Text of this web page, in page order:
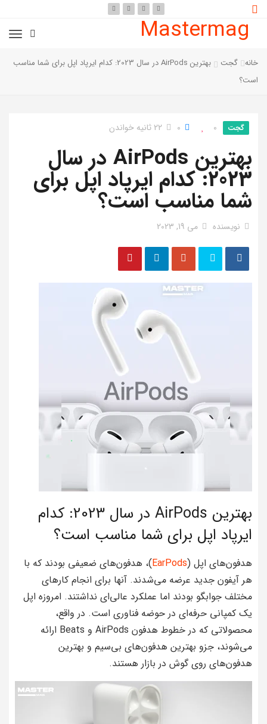
Mastermag
خانه گجت
بهترین AirPods در سال 2023: کدام ایرپاد اپل برای شما مناسب
است؟
گجت 0
0 22 ثانیه خواندن
بهترین AirPods در سال
2023: کدام ایرپاد اپل برای
شما مناسب است؟
نویسنده می 19, 2023
بهترین AirPods در سال 2023: کدام
ایرپاد اپل برای شما مناسب است؟
هدفون‌های اپل (EarPods)، هدفون‌های ضعیفی بودند که با
هر آیفون جدید عرضه می‌شدند. آنها برای انجام کارهای
مختلف جوابگو بودند اما عملکرد عالی‌ای نداشتند. امروزه اپل
یک کمپانی حرفه‌ای در حوضه فناوری است. در واقع،
محصولاتی که در خطوط هدفون AirPods و Beats ارائه
می‌شوند، جزو بهترین هدفون‌های بی‌سیم و بهترین
هدفون‌های روی گوش در بازار هستند.